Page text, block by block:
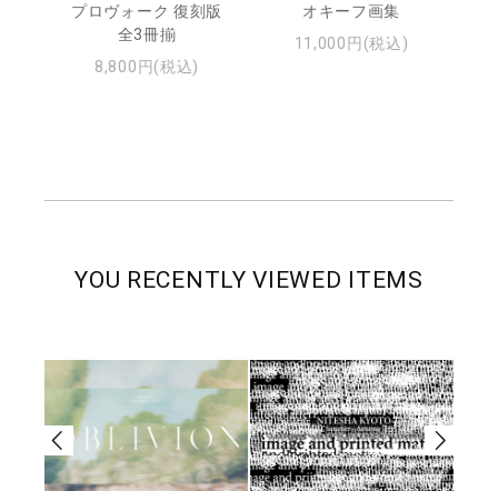
プロヴォーク 復刻版
全3冊揃
8,800円(税込)
オキーフ画集
11,000円(税込)
YOU RECENTLY VIEWED ITEMS